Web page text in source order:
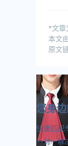
*文章
本文
原文
您身
快速匹配
一对一解